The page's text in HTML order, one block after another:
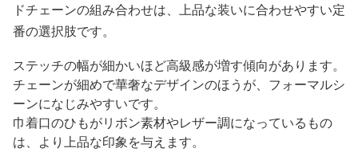
ドチェーンの組み合わせは、上品な装いに合わせやすい定
番の選択肢です。
ステッチの幅が細かいほど高級感が増す傾向があります。
チェーンが細めで華奢なデザインのほうが、フォーマルシ
ーンになじみやすいです。
巾着口のひもがリボン素材やレザー調になっているもの
は、より上品な印象を与えます。